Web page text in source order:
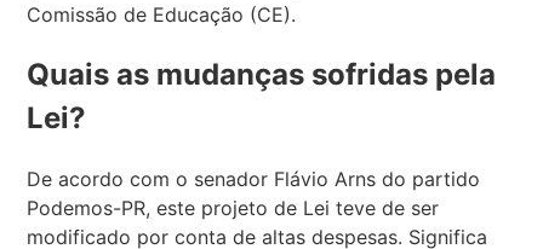
Comissão de Educação (CE).
Quais as mudanças sofridas pela
Lei?
De acordo com o senador Flávio Arns do partido
Podemos-PR, este projeto de Lei teve de ser
modificado por conta de altas despesas. Significa